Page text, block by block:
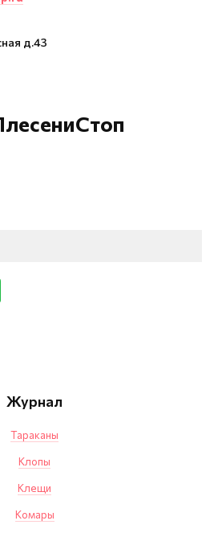
д.43
Журнал
Тараканы
Клопы
Клещи
Комары